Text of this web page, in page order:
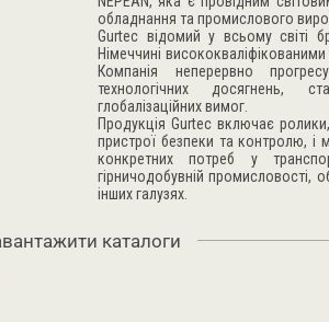
обладнання та промислового
Gurtec відомий у всьому світі
Німеччині
Компанія неперервно
технологічних досягнень,
глобалізаційних вимог.
Продукція Gurtec включає
пристрої безпеки та контролю, і
конкретних потреб у
гірничодобувній промисловості,
інших галузях.
каталоги